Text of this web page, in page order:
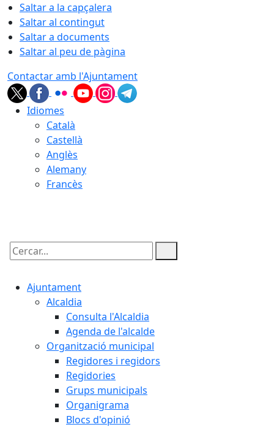
Saltar a la capçalera
Saltar al contingut
Saltar a documents
Saltar al peu de pàgina
Contactar amb l'Ajuntament
Idiomes
Català
Castellà
Anglès
Alemany
Francès
Cercar:
Ajuntament
Alcaldia
Consulta l'Alcaldia
Agenda de l'alcalde
Organització municipal
Regidores i regidors
Regidories
Grups municipals
Organigrama
Blocs d'opinió